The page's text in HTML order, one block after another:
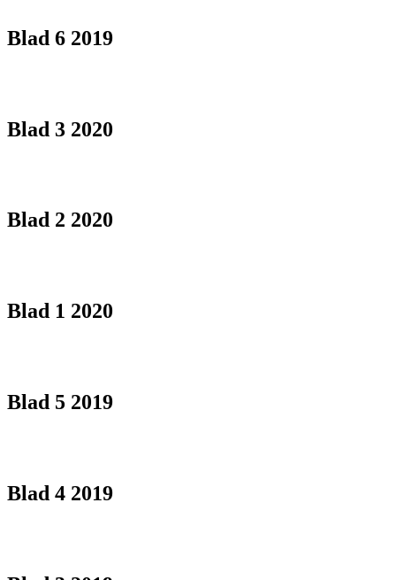
Blad 6 2019
Blad 3 2020
Blad 2 2020
Blad 1 2020
Blad 5 2019
Blad 4 2019